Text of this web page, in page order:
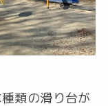
類の滑り台が